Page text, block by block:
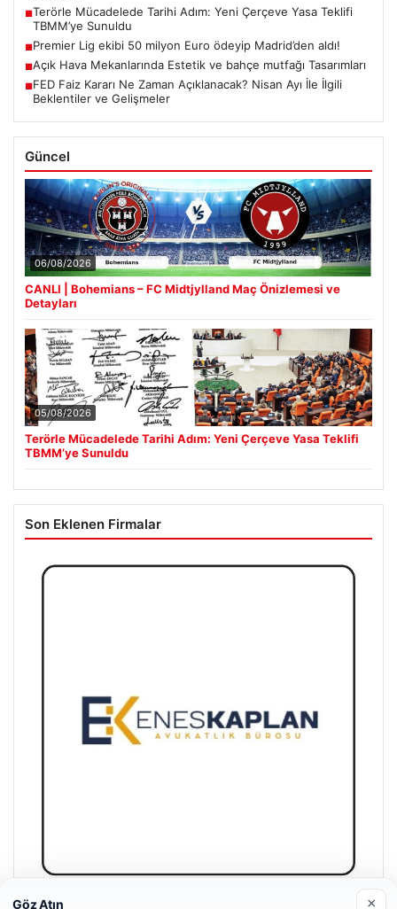
■Terörle Mücadelede Tarihi Adım: Yeni Çerçeve Yasa Teklifi
TBMM’ye Sunuldu
■Premier Lig ekibi 50 milyon Euro ödeyip Madrid’den aldı!
■Açık Hava Mekanlarında Estetik ve bahçe mutfağı Tasarımları
■FED Faiz Kararı Ne Zaman Açıklanacak? Nisan Ayı İle İlgili
Beklentiler ve Gelişmeler
Güncel
06/08/2026
CANLI | Bohemians – FC Midtjylland Maç Önizlemesi ve
Detayları
05/08/2026
Terörle Mücadelede Tarihi Adım: Yeni Çerçeve Yasa Teklifi
TBMM’ye Sunuldu
Son Eklenen Firmalar
Göz Atın ×